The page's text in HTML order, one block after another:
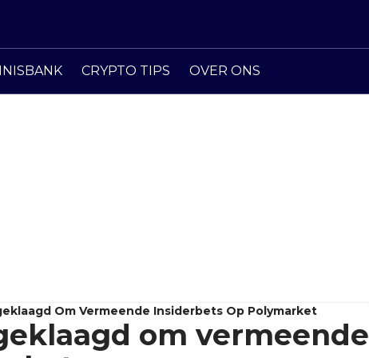
CRYPTO TIPS OVER ONS
Om Vermeende Insiderbets Op Polymarket
om vermeende